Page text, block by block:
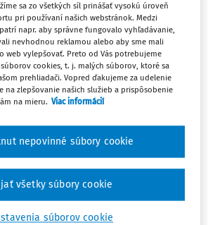
mzde vzhľadom na to, že ani pri
sociálnych partnerov a ani na
a sociálnej rady SR dňa 23. 8. 2021
vlády SR nedošlo k dohode medzi
o minimálnej
nedosiahla dohoda
suma mesačnej
mzdy na
sa zo všetkých síl prinášať vysokú úroveň
pri používaní našich webstránok. Medzi
napr. aby správne fungovalo vyhľadávanie,
nevhodnou reklamou alebo aby sme mali
web vylepšovať. Preto od Vás potrebujeme
cookies, t. j. malých súborov, ktoré sa
prehliadači. Vopred ďakujeme za udelenie
na zlepšovanie našich služieb a prispôsobenie
na mieru. Viac informácií
súborov cookie
nepovinné súbory cookie
všetky súbory cookie